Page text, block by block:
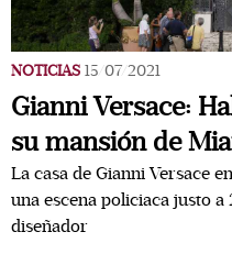
NOTICIAS 15/07/2021
Gianni Versace:
su mansión de
La casa de Gianni Versace
una escena policiaca justo a
diseñador